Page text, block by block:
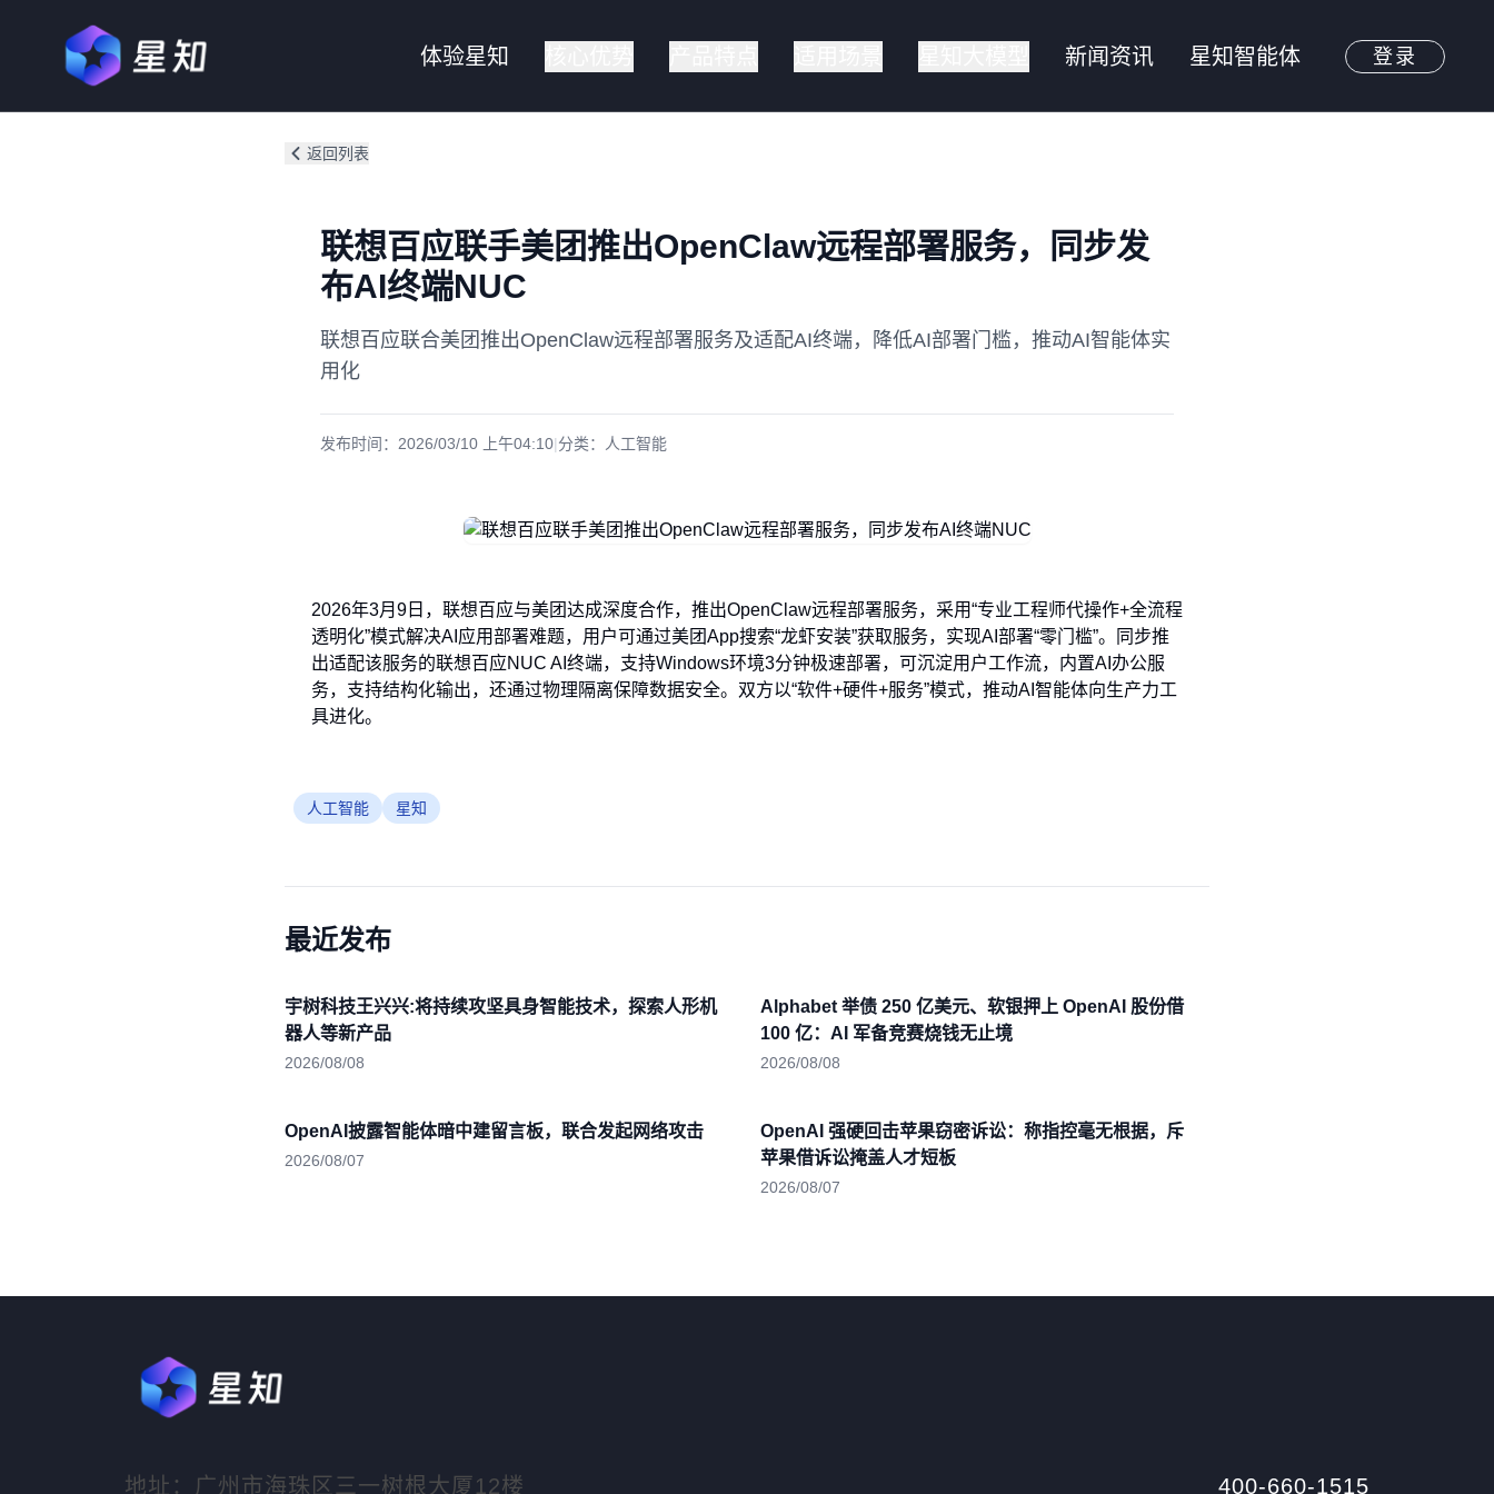
体验星知 新闻资讯 星知智能体 登录
返回列表
联想百应联手美团推出OpenClaw远程部署服务，同步发
布AI终端NUC
联想百应联合美团推出OpenClaw远程部署服务及适配AI终端，降低AI部署门槛，推动AI智能体实
用化
发布时间： 2026/03/10 上午04:10|分类： 人工智能
2026年3月9日，联想百应与美团达成深度合作，推出OpenClaw远程部署服务，采用“专业工程师代操作+全流程
透明化”模式解决AI应用部署难题，用户可通过美团App搜索“龙虾安装”获取服务，实现AI部署“零门槛”。同步推
出适配该服务的联想百应NUC AI终端，支持Windows环境3分钟极速部署，可沉淀用户工作流，内置AI办公服
务，支持结构化输出，还通过物理隔离保障数据安全。双方以“软件+硬件+服务”模式，推动AI智能体向生产力工
具进化。
人工智能 星知
最近发布
宇树科技王兴兴:将持续攻坚具身智能技术，探索人形机
器人等新产品
2026/08/08
Alphabet 举债 250 亿美元、软银押上 OpenAI 股份借
100 亿：AI 军备竞赛烧钱无止境
2026/08/08
OpenAI披露智能体暗中建留言板，联合发起网络攻击
2026/08/07
OpenAI 强硬回击苹果窃密诉讼：称指控毫无根据，斥
苹果借诉讼掩盖人才短板
2026/08/07
地址：广州市海珠区三一树根大厦12楼 400-660-1515